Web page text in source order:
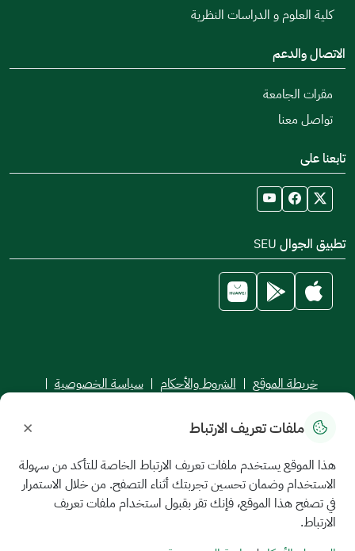
كلية العلوم و الدراسات النظرية
الاتصال والدعم
مقرات الجامعة
تواصل معنا
تابعنا على
تطبيق الجوال SEU
خريطة الموقع | الشروط والأحكام | سياسة الخصوصية |
جميع الحقوق محفوظة للجامعة السعودية الإلكترونية © 2026
ملفات تعريف الارتباط ×
هذا الموقع يستخدم ملفات تعريف الارتباط الخاصة للتأكد من سهولة
الاستخدام وضمان تحسين تجربتك أثناء التصفح. من خلال الاستمرار
في تصفح هذا الموقع، فإنك تقر بقبول استخدام ملفات تعريف
الارتباط.